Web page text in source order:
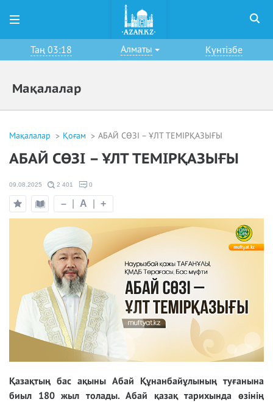
Таң 03:18 Алматы Күнтізбе
Мақалалар
Мақалалар Қоғам АБАЙ СӨЗІ – ҰЛТ ТЕМІРҚАЗЫҒЫ
АБАЙ СӨЗІ – ҰЛТ ТЕМІРҚАЗЫҒЫ
09.08.2025 2 401 0
Таңдаулыға
Оқу
режимі
– A +
Қазақтың бас ақыны Абай Құнанбайұлының туғанына
биыл 180 жыл толады. Абай қазақ тарихында өзінің